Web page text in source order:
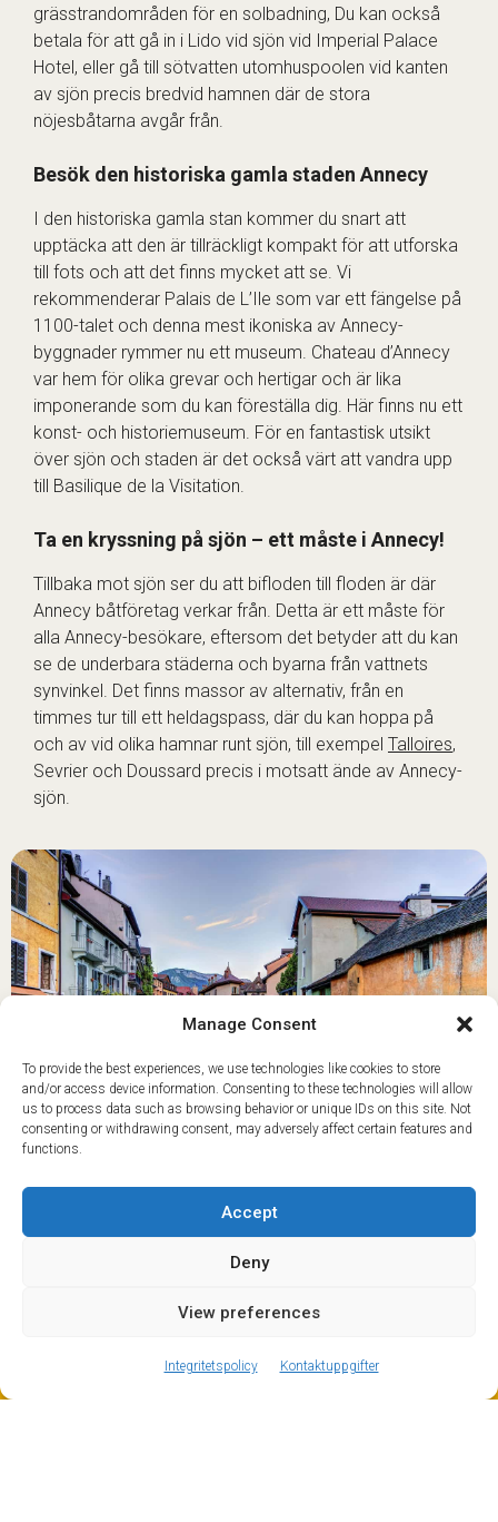
Manage Consent
To provide the best experiences, we use technologies like cookies to store
and/or access device information. Consenting to these technologies will allow
us to process data such as browsing behavior or unique IDs on this site. Not
consenting or withdrawing consent, may adversely affect certain features and
functions.
Accept
Deny
View preferences
Integritetspolicy Kontaktuppgifter
grässtrandområden för en solbadning, Du kan också
betala för att gå in i Lido vid sjön vid Imperial Palace
Hotel, eller gå till sötvatten utomhuspoolen vid kanten
av sjön precis bredvid hamnen där de stora
nöjesbåtarna avgår från.
Besök den historiska gamla staden Annecy
I den historiska gamla stan kommer du snart att
upptäcka att den är tillräckligt kompakt för att utforska
till fots och att det finns mycket att se. Vi
rekommenderar Palais de L’Ile som var ett fängelse på
1100-talet och denna mest ikoniska av Annecy-
byggnader rymmer nu ett museum. Chateau d’Annecy
var hem för olika grevar och hertigar och är lika
imponerande som du kan föreställa dig. Här finns nu ett
konst- och historiemuseum. För en fantastisk utsikt
över sjön och staden är det också värt att vandra upp
till Basilique de la Visitation.
Ta en kryssning på sjön – ett måste i Annecy!
Tillbaka mot sjön ser du att bifloden till floden är där
Annecy båtföretag verkar från. Detta är ett måste för
alla Annecy-besökare, eftersom det betyder att du kan
se de underbara städerna och byarna från vattnets
synvinkel. Det finns massor av alternativ, från en
timmes tur till ett heldagspass, där du kan hoppa på
och av vid olika hamnar runt sjön, till exempel Talloires,
Sevrier och Doussard precis i motsatt ände av Annecy-
sjön.
Annecy är en härlig plats att besöka när som helst på
året och är lite av en dold pärla. Det finns massor av
aktiviteter att göra, varav många kretsar kring det
kristallblå vattnet i Annecysjön. Här är vårt urval av
The new European Entry/Exit System is now in place.